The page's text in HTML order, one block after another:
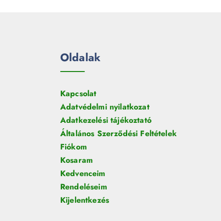
Oldalak
Kapcsolat
Adatvédelmi nyilatkozat
Adatkezelési tájékoztató
Általános Szerződési Feltételek
Fiókom
Kosaram
Kedvenceim
Rendeléseim
Kijelentkezés